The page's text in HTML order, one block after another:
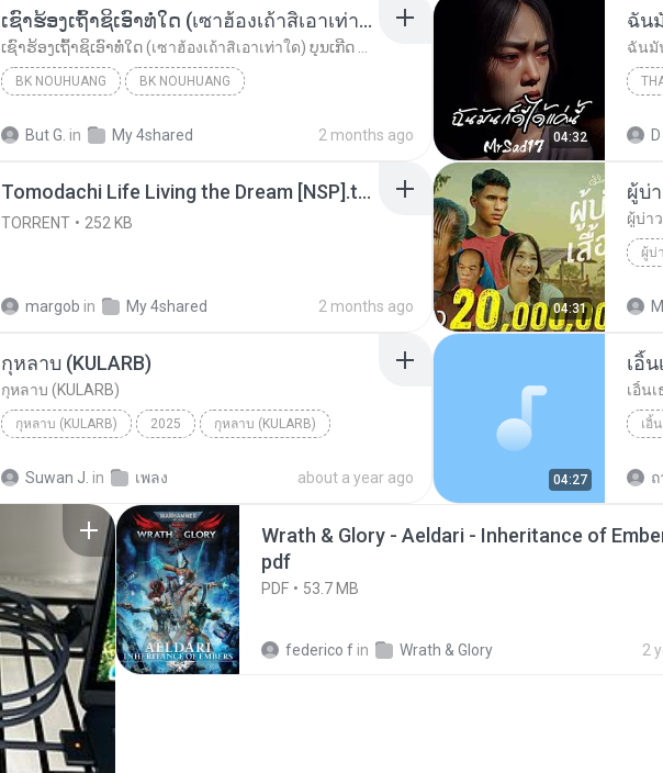
ເຊົາຮ້ອງເຖົ້າຊິເອົາທໍ່ໃດ (เซาฮ้องเถ้าสิเอาเท่าใด) ບຸນເກີດ ຫນູຫ່ວງ ft. ໂສພາ ຈຸນທະລາ
BK NOUHUANG BK NOUHUANG
But G. in My 4shared 2 months ago 04:32
ฉัน
ฉันมั
D
Tomodachi Life Living the Dream [NSP].torrent
TORRENT 252 KB
margob in My 4shared 2 months ago 04:31
ผู้บ่
ผู้บ่า
ผู้บ่
กุหลาบ (KULARB)
กุหลาบ (KULARB)
กุหลาบ (KULARB) 2025 กุหลาบ (KULARB)
Suwan J. in เพลง about a year ago 04:27
เอิ้
เอิ้น
เอิ้
Wrath & Glory - Aeldari - Inheritance of
pdf
PDF 53.7 MB
federico f in Wrath & Glory 2